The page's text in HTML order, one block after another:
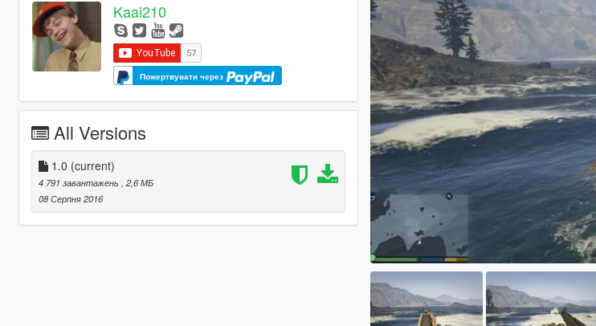
Kaai210
Пожертвувати через
All Versions
1.0 (current)
4 791 завантажень , 2,6 МБ
08 Серпня 2016